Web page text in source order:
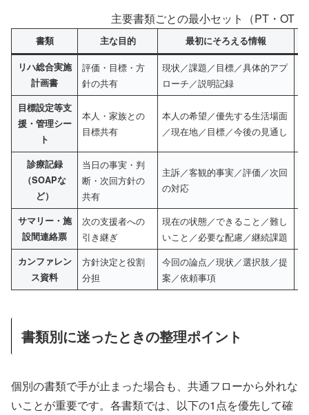
主要書類ごとの最小セット（PT・OT
書類 主な目的 最初にそろえる情報
リハ総合実施
計画書
評価・目標・方
針の共有
現状／課題／目標／具体的アプ
ローチ／説明記録
目標設定等支
援・管理シー
ト
本人・家族との
目標共有
本人の希望／優先する生活場面
／現在地／目標／今後の見通し
診療記録
（SOAPな
ど）
当日の事実・判
断・次回方針の
共有
主訴／客観的事実／評価／次回
の対応
サマリー・施
設間連絡票
次の支援者への
引き継ぎ
現在の状態／できること／難し
いこと／必要な配慮／継続課題
カンファレン
ス資料
方針決定と役割
分担
今回の論点／現状／選択肢／提
案／依頼事項
書類別に迷ったときの整理ポイント
個別の書類で手が止まった場合も、共通フローから外れな
いことが重要です。各書類では、以下の1点を優先して確